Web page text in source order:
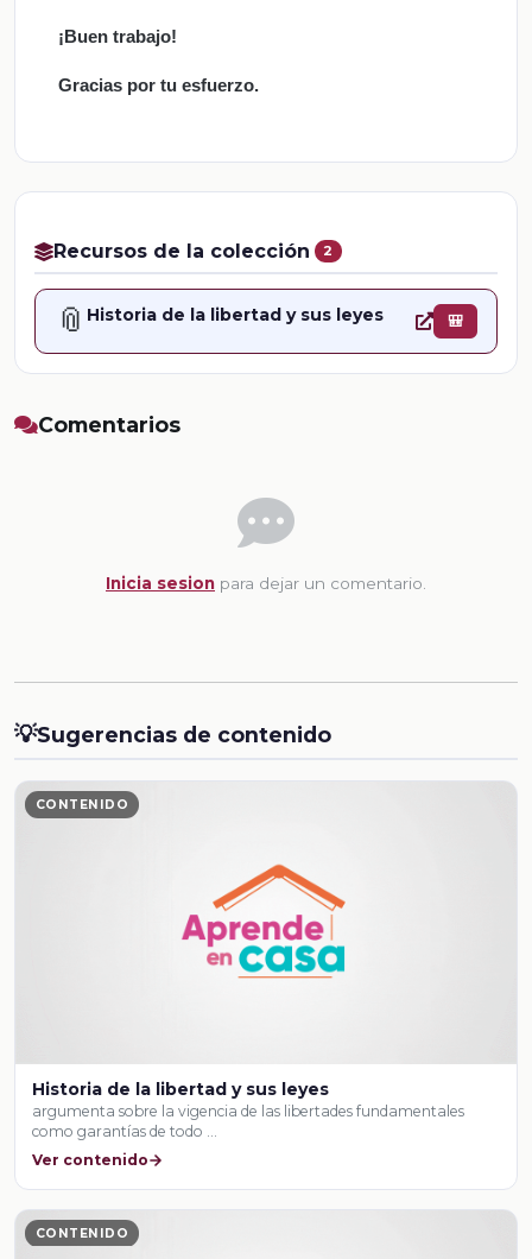
¡Buen trabajo!
Gracias por tu esfuerzo.
Recursos de la colección 2
📎 Historia de la libertad y sus leyes 🎒
Comentarios
Inicia sesion para dejar un comentario.
💡Sugerencias de contenido
CONTENIDO
Historia de la libertad y sus leyes
argumenta sobre la vigencia de las libertades fundamentales
como garantías de todo …
Ver contenido
CONTENIDO